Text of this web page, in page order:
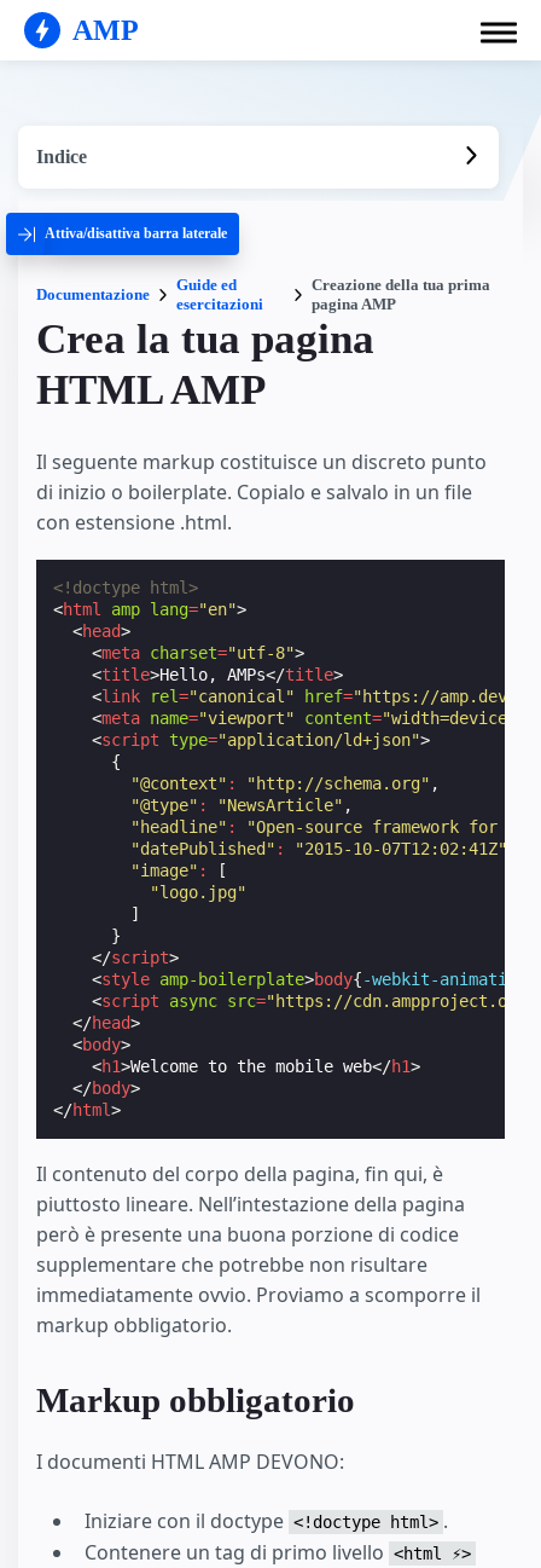
AMP
Indice
Attiva/disattiva barra laterale
Documentazione
Guide ed
esercitazioni
Creazione della tua prima
pagina AMP
Crea la tua pagina
HTML AMP
Il seguente markup costituisce un discreto punto
di inizio o boilerplate. Copialo e salvalo in un file
con estensione .html.
<!doctype html>
<html amp lang="en">
<head>
<meta charset="utf-8">
<title>Hello, AMPs</title>
<link rel="canonical" href="https://amp.dev/
<meta name="viewport" content="width=device-
<script type="application/ld+json">
{
"@context" : "http://schema.org" ,
"@type" : "NewsArticle" ,
"headline" :
"Open-source framework for
"datePublished" : "2015-10-07T12:02:41Z"
"image" :
[
"logo.jpg"
]
}
</script>
<style amp-boilerplate>body{-webkit-animation
<script async src="https://
</head>
<body>
<h1>Welcome to the mobile web</h1>
</body>
</html>
Il contenuto del corpo della pagina, fin qui, è
piuttosto lineare. Nell’intestazione della pagina
però è presente una buona porzione di codice
supplementare che potrebbe non risultare
immediatamente ovvio. Proviamo a scomporre il
markup obbligatorio.
Markup obbligatorio
I documenti HTML AMP DEVONO:
Iniziare con il doctype <!doctype html> .
Contenere un tag di primo livello <html ⚡>